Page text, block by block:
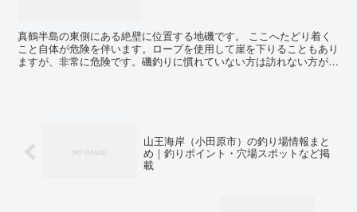
真鶴半島の東側にある絶壁に位置する地磯です。 ここへたどり着く
こと自体が危険を伴います。ロープを使用して崖を下りることもあり
ますが、非常に危険です。磯釣りに慣れていない方は訪れない方が良
山王海岸（小田原市）の釣り場情報まと
め｜釣りポイント・穴場スポットなど掲
載